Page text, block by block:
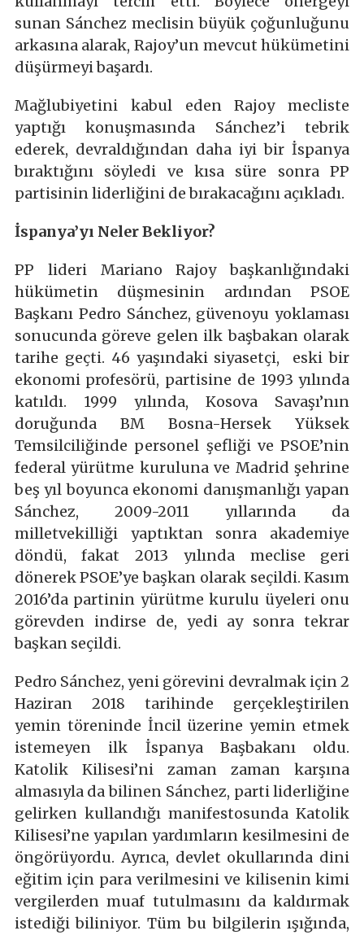
sunan Sánchez meclisin büyük çoğunluğunu
arkasına alarak, Rajoy’un mevcut hükümetini
düşürmeyi başardı.
Mağlubiyetini kabul eden Rajoy mecliste
yaptığı konuşmasında Sánchez’i tebrik
ederek, devraldığından daha iyi bir İspanya
bıraktığını söyledi ve kısa süre sonra PP
partisinin liderliğini de bırakacağını açıkladı.
İspanya’yı Neler Bekliyor?
PP lideri Mariano Rajoy başkanlığındaki
hükümetin düşmesinin ardından PSOE
Başkanı Pedro Sánchez, güvenoyu yoklaması
sonucunda göreve gelen ilk başbakan olarak
tarihe geçti. 46 yaşındaki siyasetçi, eski bir
ekonomi profesörü, partisine de 1993 yılında
katıldı. 1999 yılında, Kosova Savaşı’nın
doruğunda BM Bosna-Hersek Yüksek
Temsilciliğinde personel şefliği ve PSOE’nin
federal yürütme kuruluna ve Madrid şehrine
beş yıl boyunca ekonomi danışmanlığı yapan
Sánchez, 2009-2011 yıllarında da
milletvekilliği yaptıktan sonra akademiye
döndü, fakat 2013 yılında meclise geri
dönerek PSOE’ye başkan olarak seçildi. Kasım
2016’da partinin yürütme kurulu üyeleri onu
görevden indirse de, yedi ay sonra tekrar
başkan seçildi.
Pedro Sánchez, yeni görevini devralmak için 2
Haziran 2018 tarihinde gerçekleştirilen
yemin töreninde İncil üzerine yemin etmek
istemeyen ilk İspanya Başbakanı oldu.
Katolik Kilisesi’ni zaman zaman karşına
almasıyla da bilinen Sánchez, parti liderliğine
gelirken kullandığı manifestosunda Katolik
Kilisesi’ne yapılan yardımların kesilmesini de
öngörüyordu. Ayrıca, devlet okullarında dini
eğitim için para verilmesini ve kilisenin kimi
vergilerden muaf tutulmasını da kaldırmak
istediği biliniyor. Tüm bu bilgilerin ışığında,